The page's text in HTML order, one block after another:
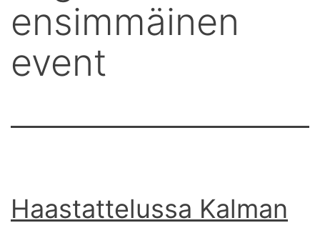
ensimmäinen
event
Haastattelussa Kalman